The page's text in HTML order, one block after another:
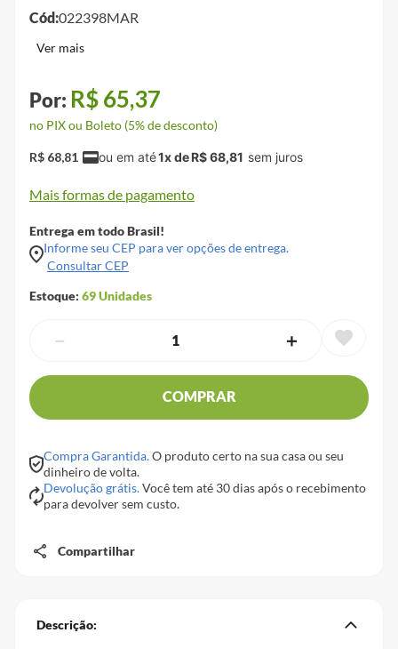
Cód:022398MAR
R$65,37
no PIX ou Boleto (5% de desconto)
R$ 68,81 1x deR$68,81
Mais formas de pagamento
Entrega em todo Brasil!
Informe seu CEP para ver opções de entrega.
Consultar CEP
Estoque: 69Unidades
＋
－
COMPRAR
Compra Garantida.O produto certo na sua casa ou seu
dinheiro de volta.
Devolução grátis.Você tem até 30 dias após o recebimento
para devolver sem custo.
Compartilhar
Descrição: